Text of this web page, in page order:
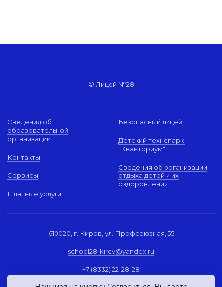
© Лицей №28
Сведения об
образовательной
организации
Контакты
Сервисы
Платные услуги
Безопасный лицей
Детский технопарк
"Кванториум"
Сведения об организации
отдыха детей и их
оздоровлении
610020, г. Киров, ул. Профсоюзная, 55
school28-kirov@yandex.ru
+7 (8332) 22-28-28